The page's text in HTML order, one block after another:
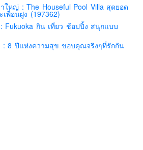
เปปปุ ยุฟุอิน นางาซากิ
ใหญ่ : The Houseful Pool Villa สุดยอด
พื่อนฝูง (197362)
: Fukuoka กิน เที่ยว ช้อปปิ้ง สนุกแบบ
: 8 ปีแห่งความสุข ขอบคุณจริงๆที่รักกัน